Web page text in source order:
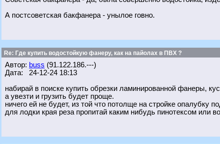
А постсоветская бакфанера - унылое говно.
Re: Где купить водостойкую фанеру, как на пайолах в ПВХ ?
Автор: buss (91.122.186.---)
Дата: 24-12-24 18:13
набирай в поиске купить обрезки ламинированной фанеры,
а увезти и грузить будет проще.
ничего ей не будет, из той что потолще на стройке опалубку
для лодки края реза пропитай каким нибудь пинотексом или